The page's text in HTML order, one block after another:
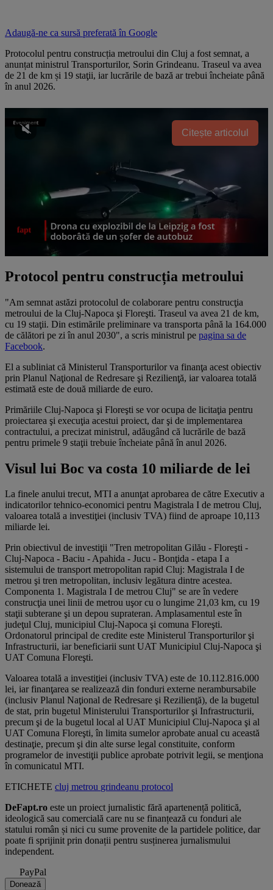
Adaugă-ne ca sursă preferată în Google
Protocolul pentru construcția metroului din Cluj a fost semnat, a
anunțat ministrul Transporturilor, Sorin Grindeanu. Traseul va avea
de 21 de km și 19 staţii, iar lucrările de bază ar trebui încheiate până
în anul 2026.
Citește articolul
Protocol pentru construcția metroului
"Am semnat astăzi protocolul de colaborare pentru construcţia
metroului de la Cluj-Napoca şi Floreşti. Traseul va avea 21 de km,
cu 19 staţii. Din estimările preliminare va transporta până la 164.000
de călători pe zi în anul 2030", a scris ministrul pe pagina sa de
Facebook.
El a subliniat că Ministerul Transporturilor va finanţa acest obiectiv
prin Planul Naţional de Redresare şi Rezilienţă, iar valoarea totală
estimată este de două miliarde de euro.
Primăriile Cluj-Napoca şi Floreşti se vor ocupa de licitaţia pentru
proiectarea şi execuţia acestui proiect, dar şi de implementarea
contractului, a precizat ministrul, adăugând că lucrările de bază
pentru primele 9 staţii trebuie încheiate până în anul 2026.
Visul lui Boc va costa 10 miliarde de lei
La finele anului trecut, MTI a anunţat aprobarea de către Executiv a
indicatorilor tehnico-economici pentru Magistrala I de metrou Cluj,
valoarea totală a investiţiei (inclusiv TVA) fiind de aproape 10,113
miliarde lei.
Prin obiectivul de investiţii "Tren metropolitan Gilău - Floreşti -
Cluj-Napoca - Baciu - Apahida - Jucu - Bonţida - etapa I a
sistemului de transport metropolitan rapid Cluj: Magistrala I de
metrou şi tren metropolitan, inclusiv legătura dintre acestea.
Componenta 1. Magistrala I de metrou Cluj" se are în vedere
construcţia unei linii de metrou uşor cu o lungime 21,03 km, cu 19
staţii subterane şi un depou suprateran. Amplasamentul este în
judeţul Cluj, municipiul Cluj-Napoca şi comuna Floreşti.
Ordonatorul principal de credite este Ministerul Transporturilor şi
Infrastructurii, iar beneficiarii sunt UAT Municipiul Cluj-Napoca şi
UAT Comuna Floreşti.
Valoarea totală a investiţiei (inclusiv TVA) este de 10.112.816.000
lei, iar finanţarea se realizează din fonduri externe nerambursabile
(inclusiv Planul Naţional de Redresare şi Rezilienţă), de la bugetul
de stat, prin bugetul Ministerului Transporturilor şi Infrastructurii,
precum şi de la bugetul local al UAT Municipiul Cluj-Napoca şi al
UAT Comuna Floreşti, în limita sumelor aprobate anual cu această
destinaţie, precum şi din alte surse legal constituite, conform
programelor de investiţii publice aprobate potrivit legii, se menţiona
în comunicatul MTI.
ETICHETE cluj metrou grindeanu protocol
DeFapt.ro este un proiect jurnalistic fără apartenență politică,
ideologică sau comercială care nu se finanțează cu fonduri ale
statului român și nici cu sume provenite de la partidele politice, dar
poate fi sprijinit prin donații pentru susținerea jurnalismului
independent.
PayPal
Donează